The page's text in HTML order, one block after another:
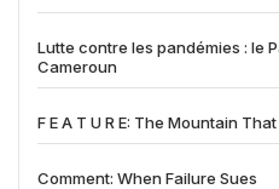
Lutte contre les pandémies : le
Cameroun
F E A T U R E: The Mountain
Comment: When Failure Sues